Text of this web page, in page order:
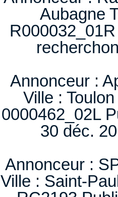
Aubagne
Annonceur :
Ville :
0000462_02L
30 déc.
Annonceur :
Ville : Saint-